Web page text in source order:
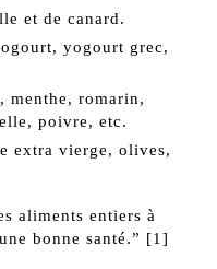
et de canard.
yogourt grec,
menthe, romarin,
poivre, etc.
extra vierge, olives,
aliments entiers à
bonne santé.” [1]